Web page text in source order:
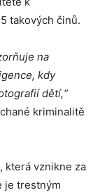
takových činů.
na
kdy
dětí,“
kriminalitě
která vznikne za
je trestným